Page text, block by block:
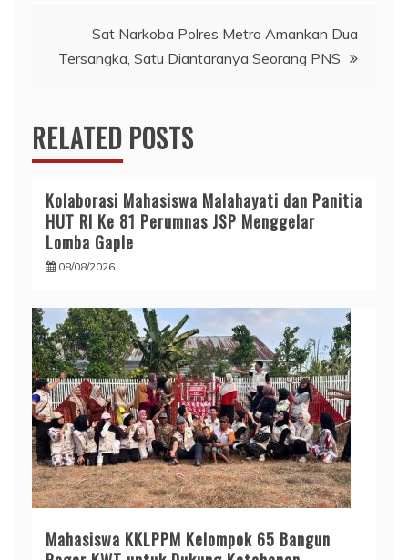
Sat Narkoba Polres Metro Amankan Dua
Tersangka, Satu Diantaranya Seorang PNS
RELATED POSTS
Kolaborasi Mahasiswa Malahayati dan Panitia
HUT RI Ke 81 Perumnas JSP Menggelar
Lomba Gaple
08/08/2026
Mahasiswa KKLPPM Kelompok 65 Bangun